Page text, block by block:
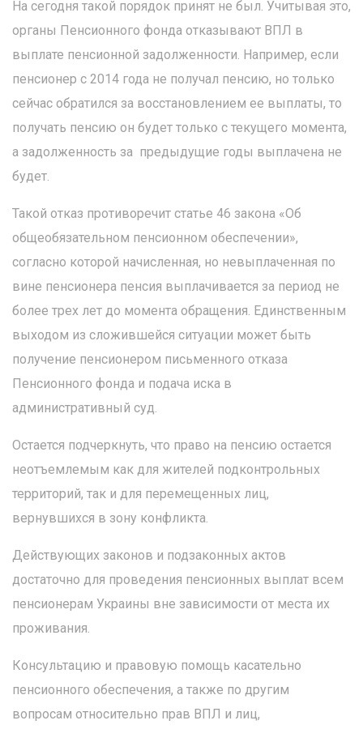
На сегодня такой порядок принят не был. Учитывая это,
органы Пенсионного фонда отказывают ВПЛ в
выплате пенсионной задолженности. Например, если
пенсионер с 2014 года не получал пенсию, но только
сейчас обратился за восстановлением ее выплаты, то
получать пенсию он будет только с текущего момента,
а задолженность за предыдущие годы выплачена не
будет.
Такой отказ противоречит статье 46 закона «Об
общеобязательном пенсионном обеспечении»,
согласно которой начисленная, но невыплаченная по
вине пенсионера пенсия выплачивается за период не
более трех лет до момента обращения. Единственным
выходом из сложившейся ситуации может быть
получение пенсионером письменного отказа
Пенсионного фонда и подача иска в
административный суд.
Остается подчеркнуть, что право на пенсию остается
неотъемлемым как для жителей подконтрольных
территорий, так и для перемещенных лиц,
вернувшихся в зону конфликта.
Действующих законов и подзаконных актов
достаточно для проведения пенсионных выплат всем
пенсионерам Украины вне зависимости от места их
проживания.
Консультацию и правовую помощь касательно
пенсионного обеспечения, а также по другим
вопросам относительно прав ВПЛ и лиц,